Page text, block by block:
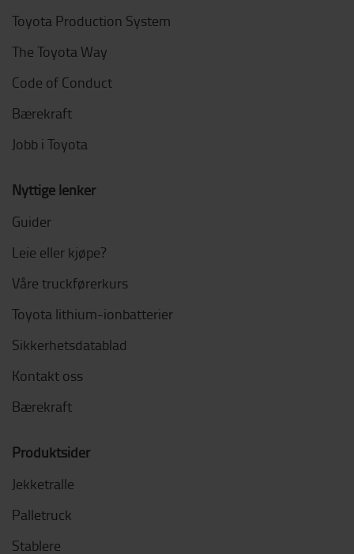
Toyota Production System
The Toyota Way
Code of Conduct
Bærekraft
Jobb i Toyota
Nyttige lenker
Guider
Leie eller kjøpe?
Våre truckførerkurs
Toyota lithium-ionbatterier
Sikkerhetsdatablad
Kontakt oss
Bærekraft
Produktsider
Jekketralle
Palletruck
Stablere